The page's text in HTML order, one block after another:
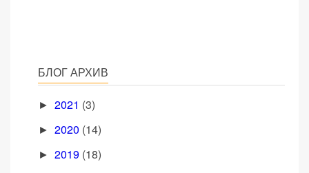
БЛОГ АРХИВ
► 2021 (3)
► 2020 (14)
► 2019 (18)